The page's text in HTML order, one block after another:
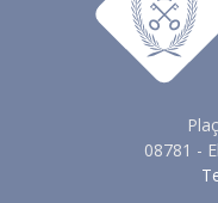
08781 -